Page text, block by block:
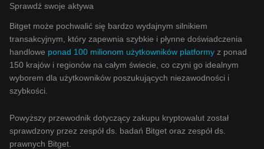
Sprawdź swoje aktywa
Bitget może pochwalić się bardzo wydajnym silnikiem
transakcyjnym, który zapewnia szybkie i płynne doświadczenia
handlowe ponad 100 milionom użytkowników platformy z ponad
150 krajów i regionów na całym świecie, co czyni go idealnym
wyborem dla użytkowników poszukujących niezawodności i
szybkości.
Powyższy przewodnik dotyczący zakupu kryptowalut został
sprawdzony przez zespół ds. badań Bitget oraz zespół ds.
prawnych Bitget.